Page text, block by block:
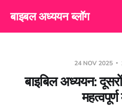
बाइबल अध्ययन ब्लॉग
24 NOV 2025
बाइबिल अध्ययन: